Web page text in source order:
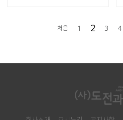
처음 1 2 3 4